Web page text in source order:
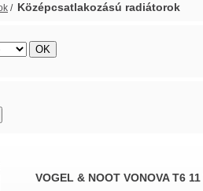
/ Középcsatlakozású radiátorok
rács lista
VOGEL & NOOT VONOVA T6 11